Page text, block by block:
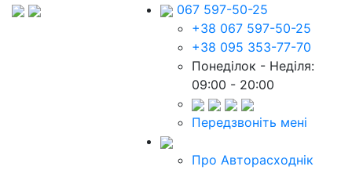
067 597-50-25
+38 067 597-50-25
+38 095 353-77-70
Понеділок - Неділя:
09:00 - 20:00
Передзвоніть мені
Про Авторасходнік